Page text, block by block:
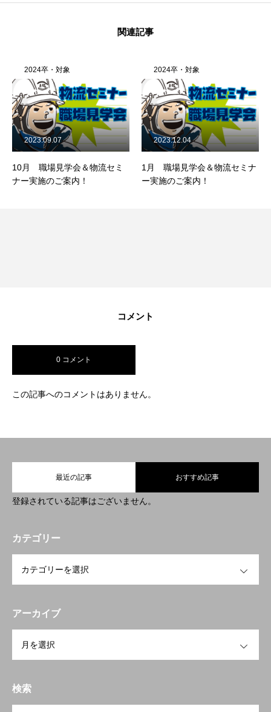
関連記事
2024卒・対象
10月 職場見学会＆物流セミ
ナー実施のご案内！
2023.09.07
2024卒・対象
1月 職場見学会＆物流セミナ
ー実施のご案内！
2023.12.04
コメント
0 コメント
この記事へのコメントはありません。
最近の記事 おすすめ記事
登録されている記事はございません。
カテゴリー
アーカイブ
検索